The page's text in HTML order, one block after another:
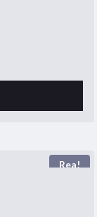
Rea!